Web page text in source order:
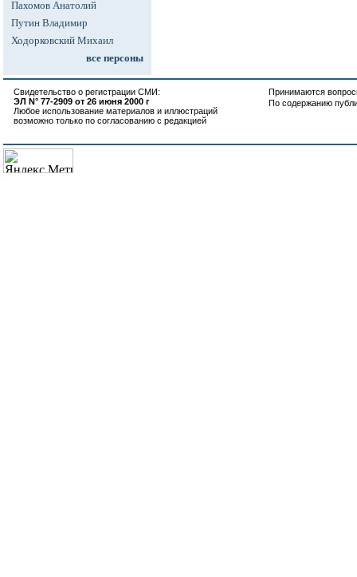
Пахомов Анатолий
Путин Владимир
Ходорковский Михаил
все персоны
Свидетельство о регистрации СМИ:
ЭЛ N° 77-2909 от 26 июня 2000 г
Любое использование материалов и иллюстраций
возможно только по согласованию с редакцией
Принимаются
По содержанию